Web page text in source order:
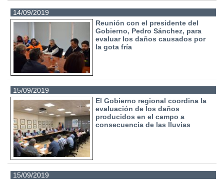
14/09/2019
Reunión con el presidente del
Gobierno, Pedro Sánchez, para
evaluar los daños causados por
la gota fría
15/09/2019
El Gobierno regional coordina la
evaluación de los daños
producidos en el campo a
consecuencia de las lluvias
15/09/2019